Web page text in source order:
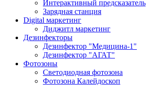
Интерактивный предсказатель
Зарядная станция
Digital маркетинг
Диджитл маркетинг
Дезинфекторы
Дезинфектор "Медицина-1"
Дезинфектор "АГАТ"
Фотозоны
Светодиодная фотозона
Фотозона Калейдоскоп